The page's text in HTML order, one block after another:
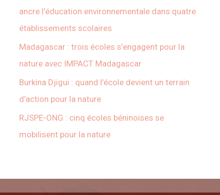
ancre l’éducation environnementale dans quatre
établissements scolaires
Madagascar : trois écoles s’engagent pour la
nature avec IMPACT Madagascar
Burkina Djigui : quand l’école devient un terrain
d’action pour la nature
RJSPE-ONG : cinq écoles béninoises se
mobilisent pour la nature